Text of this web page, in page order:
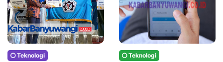
Teknologi Teknologi